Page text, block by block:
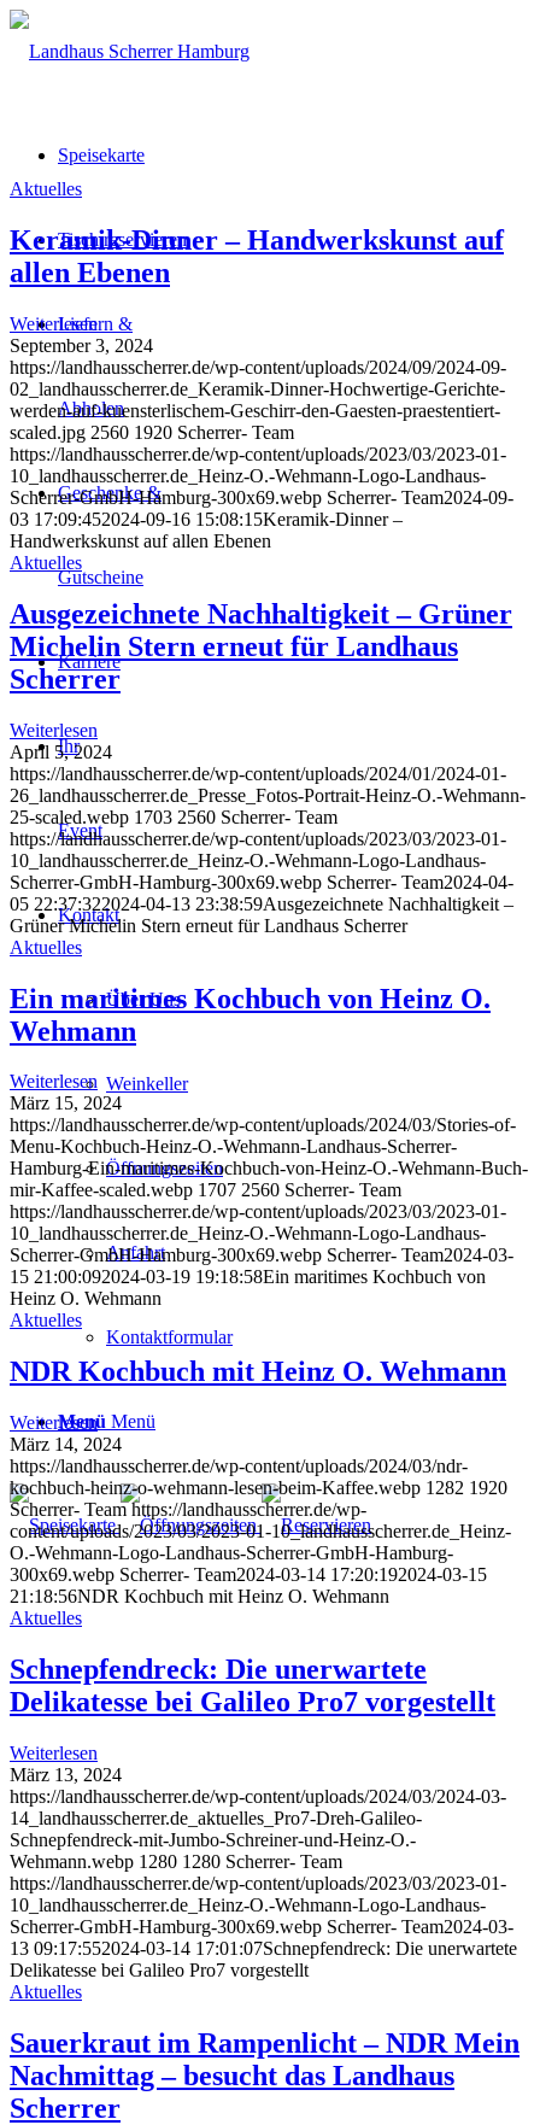
Speisekarte
Tisch reservieren
Liefern &
Abholen
Geschenke &
Gutscheine
Karriere
Ihr
Event
Kontakt
Über Uns
Weinkeller
Öffnungszeiten
Anfahrt
Kontaktformular
Menü Menü
Aktuelles
Keramik-Dinner – Handwerkskunst auf
allen Ebenen
Weiterlesen
September 3, 2024
https://landhausscherrer.de/wp-content/uploads/2024/09/2024-09-
02_landhausscherrer.de_Keramik-Dinner-Hochwertige-Gerichte-
werden-auf-kuensterlischem-Geschirr-den-Gaesten-praestentiert-
scaled.jpg 2560 1920 Scherrer- Team
https://landhausscherrer.de/wp-content/uploads/2023/03/2023-01-
10_landhausscherrer.de_Heinz-O.-Wehmann-Logo-Landhaus-
Scherrer-GmbH-Hamburg-300x69.webp Scherrer- Team2024-09-
03 17:09:452024-09-16 15:08:15Keramik-Dinner –
Handwerkskunst auf allen Ebenen
Aktuelles
Ausgezeichnete Nachhaltigkeit – Grüner
Michelin Stern erneut für Landhaus
Scherrer
Weiterlesen
April 5, 2024
https://landhausscherrer.de/wp-content/uploads/2024/01/2024-01-
26_landhausscherrer.de_Presse_Fotos-Portrait-Heinz-O.-Wehmann-
25-scaled.webp 1703 2560 Scherrer- Team
https://landhausscherrer.de/wp-content/uploads/2023/03/2023-01-
10_landhausscherrer.de_Heinz-O.-Wehmann-Logo-Landhaus-
Scherrer-GmbH-Hamburg-300x69.webp Scherrer- Team2024-04-
05 22:37:322024-04-13 23:38:59Ausgezeichnete Nachhaltigkeit –
Grüner Michelin Stern erneut für Landhaus Scherrer
Aktuelles
Ein maritimes Kochbuch von Heinz O.
Wehmann
Weiterlesen
März 15, 2024
https://landhausscherrer.de/wp-content/uploads/2024/03/Stories-of-
Menu-Kochbuch-Heinz-O.-Wehmann-Landhaus-Scherrer-
Hamburg-Ein-maritimes-Kochbuch-von-Heinz-O.-Wehmann-Buch-
mir-Kaffee-scaled.webp 1707 2560 Scherrer- Team
https://landhausscherrer.de/wp-content/uploads/2023/03/2023-01-
10_landhausscherrer.de_Heinz-O.-Wehmann-Logo-Landhaus-
Scherrer-GmbH-Hamburg-300x69.webp Scherrer- Team2024-03-
15 21:00:092024-03-19 19:18:58Ein maritimes Kochbuch von
Heinz O. Wehmann
Aktuelles
NDR Kochbuch mit Heinz O. Wehmann
Weiterlesen
März 14, 2024
https://landhausscherrer.de/wp-content/uploads/2024/03/ndr-
kochbuch-heinz-o-wehmann-lesen-beim-Kaffee.webp 1282 1920
Scherrer- Team https://landhausscherrer.de/wp-
content/uploads/2023/03/2023-01-10_landhausscherrer.de_Heinz-
O.-Wehmann-Logo-Landhaus-Scherrer-GmbH-Hamburg-
300x69.webp Scherrer- Team2024-03-14 17:20:192024-03-15
21:18:56NDR Kochbuch mit Heinz O. Wehmann
Aktuelles
Schnepfendreck: Die unerwartete
Delikatesse bei Galileo Pro7 vorgestellt
Weiterlesen
März 13, 2024
https://landhausscherrer.de/wp-content/uploads/2024/03/2024-03-
14_landhausscherrer.de_aktuelles_Pro7-Dreh-Galileo-
Schnepfendreck-mit-Jumbo-Schreiner-und-Heinz-O.-
Wehmann.webp 1280 1280 Scherrer- Team
https://landhausscherrer.de/wp-content/uploads/2023/03/2023-01-
10_landhausscherrer.de_Heinz-O.-Wehmann-Logo-Landhaus-
Scherrer-GmbH-Hamburg-300x69.webp Scherrer- Team2024-03-
13 09:17:552024-03-14 17:01:07Schnepfendreck: Die unerwartete
Delikatesse bei Galileo Pro7 vorgestellt
Aktuelles
Sauerkraut im Rampenlicht – NDR Mein
Nachmittag – besucht das Landhaus
Scherrer